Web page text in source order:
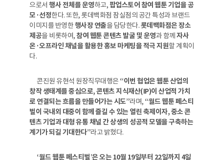
으로서 행사 전체를 운영하고,팝업스토어 참여 웹툰 기업을 공
모·선정한다. 또한, 롯데백화점 잠실점의 공간 특성과 브랜드
이미지를 반영한행사장 연출을 담당한다.롯데백화점은 장소
제공을 비롯하여,참여 웹툰 콘텐츠 발굴 및 운영과 함께자사
온·오프라인 채널을 활용한 홍보 마케팅을 적극 지원할 계획이
다.
콘진원 유현석 원장직무대행은 “이번 협업은 웹툰 산업의
창작 생태계를 중심으로, 콘텐츠 지식재산(IP)이 산업적 가치
로 연결되는 흐름을 만들어가는 시도”라며, “월드 웹툰 페스티
벌이 국내외 대중이 함께 즐길 수 있는 열린 축제이자, 중소 콘
텐츠 기업과 대형 유통 채널 간 상생의 성공적 모델을 구축하는
계기가 되길 기대한다”라고 밝혔다.
‘월드 웹툰 페스티벌’은 오는 10월 19일부터 22일까지 4일